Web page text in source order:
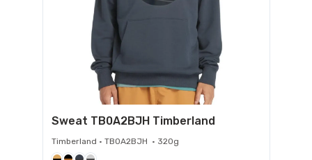
Sweat TB0A2BJH Timberland
Timberland • TB0A2BJH • 320g